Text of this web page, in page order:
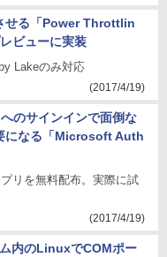
せる「Power Throttlin
ビューに実装
Lakeのみ対応
(2017/4/19)
のサインインで面倒な
になる「Microsoft Auth
リを無料配布。実際に試
(2017/4/19)
内のLinuxでCOMポー